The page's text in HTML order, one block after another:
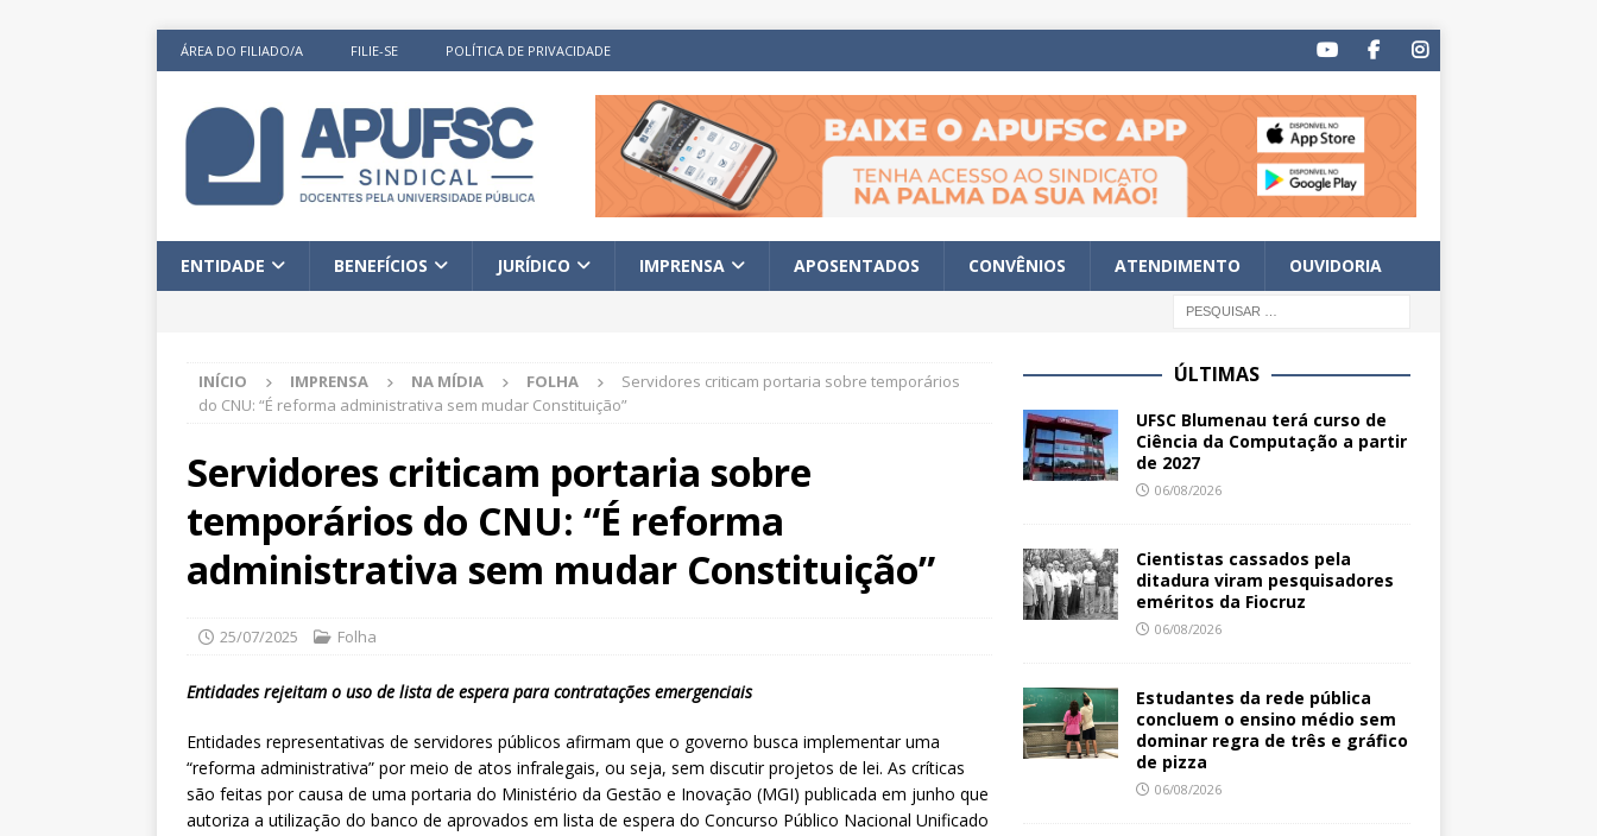
ÁREA DO FILIADO/A FILIE-SE POLÍTICA DE PRIVACIDADE
ENTIDADE BENEFÍCIOS JURÍDICO IMPRENSA APOSENTADOS CONVÊNIOS ATENDIMENTO OUVIDORIA
INÍCIO IMPRENSA NA MÍDIA FOLHA
Servidores criticam portaria sobre temporários
do CNU: “É reforma administrativa sem mudar Constituição”
Servidores criticam portaria sobre
temporários do CNU: “É reforma
administrativa sem mudar Constituição”
25/07/2025 Folha
Entidades rejeitam o uso de lista de espera para contratações emergenciais
Entidades representativas de servidores públicos afirmam que o governo busca implementar uma
“reforma administrativa” por meio de atos infralegais, ou seja, sem discutir projetos de lei. As críticas
são feitas por causa de uma portaria do Ministério da Gestão e Inovação (MGI) publicada em junho que
autoriza a utilização do banco de aprovados em lista de espera do Concurso Público Nacional Unificado
ÚLTIMAS
UFSC Blumenau terá curso de
Ciência da Computação a partir
de 2027
06/08/2026
Cientistas cassados pela
ditadura viram pesquisadores
eméritos da Fiocruz
06/08/2026
Estudantes da rede pública
concluem o ensino médio sem
dominar regra de três e gráfico
de pizza
06/08/2026